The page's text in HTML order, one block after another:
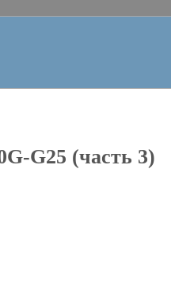
G25 (часть 3)